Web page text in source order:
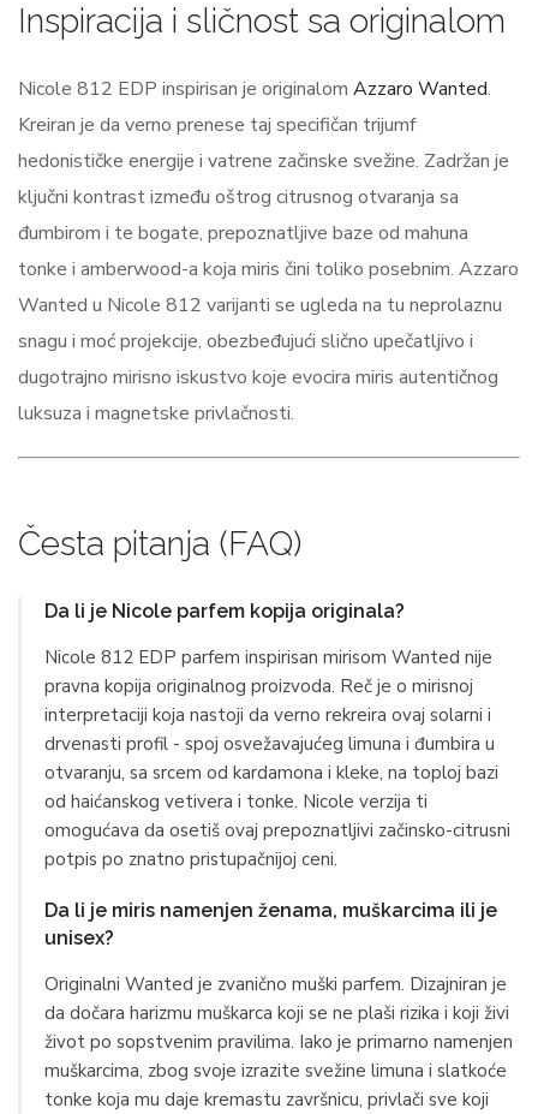
Inspiracija i sličnost sa originalom
Nicole 812 EDP inspirisan je originalom Azzaro Wanted.
Kreiran je da verno prenese taj specifičan trijumf
hedonističke energije i vatrene začinske svežine. Zadržan je
ključni kontrast između oštrog citrusnog otvaranja sa
đumbirom i te bogate, prepoznatljive baze od mahuna
tonke i amberwood-a koja miris čini toliko posebnim. Azzaro
Wanted u Nicole 812 varijanti se ugleda na tu neprolaznu
snagu i moć projekcije, obezbeđujući slično upečatljivo i
dugotrajno mirisno iskustvo koje evocira miris autentičnog
luksuza i magnetske privlačnosti.
Česta pitanja (FAQ)
Da li je Nicole parfem kopija originala?
Nicole 812 EDP parfem inspirisan mirisom Wanted nije
pravna kopija originalnog proizvoda. Reč je o mirisnoj
interpretaciji koja nastoji da verno rekreira ovaj solarni i
drvenasti profil - spoj osvežavajućeg limuna i đumbira u
otvaranju, sa srcem od kardamona i kleke, na toploj bazi
od haićanskog vetivera i tonke. Nicole verzija ti
omogućava da osetiš ovaj prepoznatljivi začinsko-citrusni
potpis po znatno pristupačnijoj ceni.
Da li je miris namenjen ženama, muškarcima ili je
unisex?
Originalni Wanted je zvanično muški parfem. Dizajniran je
da dočara harizmu muškarca koji se ne plaši rizika i koji živi
život po sopstvenim pravilima. Iako je primarno namenjen
muškarcima, zbog svoje izrazite svežine limuna i slatkoće
tonke koja mu daje kremastu završnicu, privlači sve koji